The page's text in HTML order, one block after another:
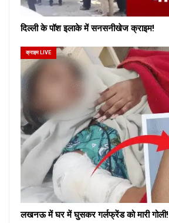
दिल्ली के पॉश इलाके में सनसनीखेज क्राइम!
क्राइम LIVE
लखनऊ में घर में घुसकर गर्लफ्रेंड को मारी गोली!